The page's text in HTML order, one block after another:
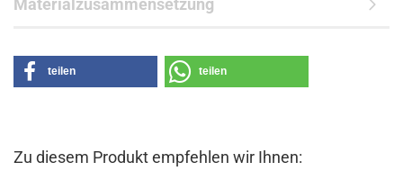
Materialzusammensetzung
teilen teilen
Zu diesem Produkt empfehlen wir Ihnen: